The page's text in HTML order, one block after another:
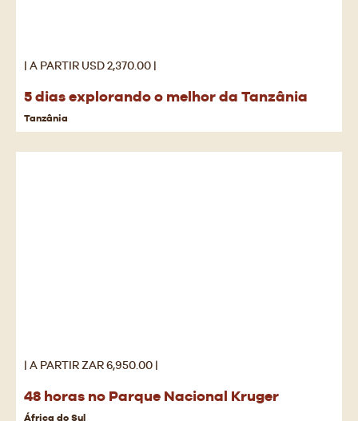
| A PARTIR USD 2,370.00 |
5 dias explorando o melhor da Tanzânia
Tanzânia
| A PARTIR ZAR 6,950.00 |
48 horas no Parque Nacional Kruger
África do Sul